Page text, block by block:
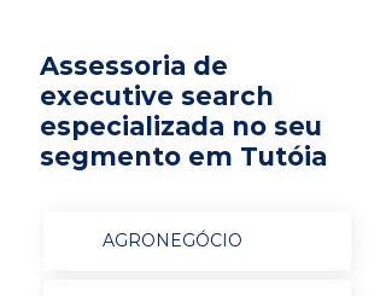
Assessoria de
executive search
especializada no seu
segmento em Tutóia
AGRONEGÓCIO